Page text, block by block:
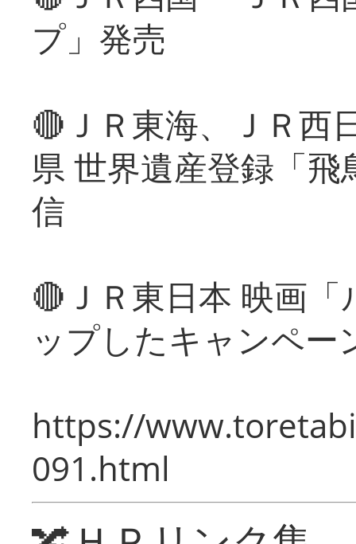
プ」発売
🔴ＪＲ東海、ＪＲ西
県 世界遺産登録「
信
🔴ＪＲ東日本 映画
ップしたキャンペー
https://
091.html